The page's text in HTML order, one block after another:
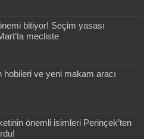
bitiyor! Seçim yasası
mecliste
hobileri ve yeni makam aracı
önemli isimleri Perinçek’ten